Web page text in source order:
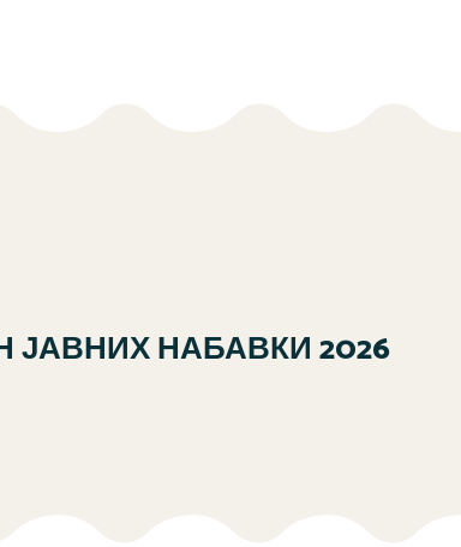
ЈАВНИХ НАБАВКИ 2026